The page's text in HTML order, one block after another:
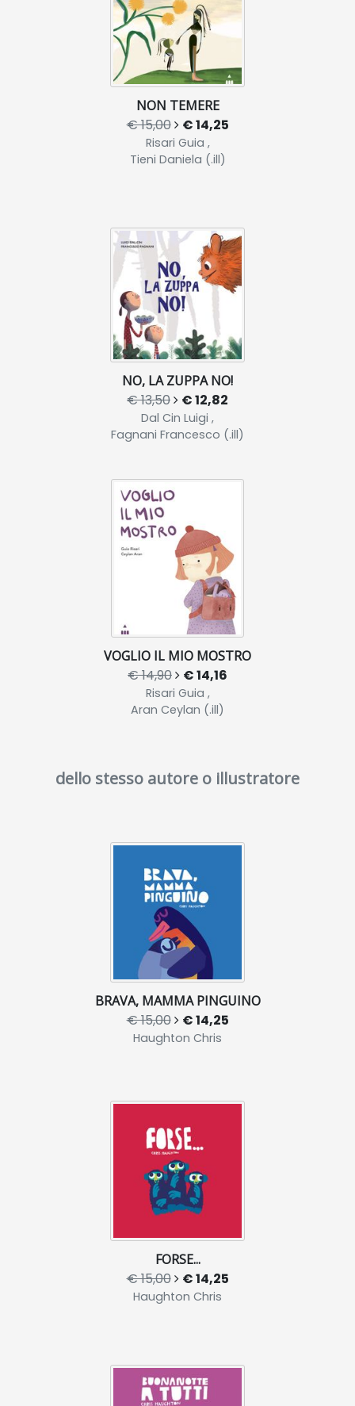
NON TEMERE
€ 15,00 € 14,25
Risari Guia ,
Tieni Daniela (.ill)
NO, LA ZUPPA NO!
€ 13,50 € 12,82
Dal Cin Luigi ,
Fagnani Francesco (.ill)
VOGLIO IL MIO MOSTRO
€ 14,90 € 14,16
Risari Guia ,
Aran Ceylan (.ill)
dello stesso autore o illustratore
BRAVA, MAMMA PINGUINO
€ 15,00 € 14,25
Haughton Chris
FORSE...
€ 15,00 € 14,25
Haughton Chris